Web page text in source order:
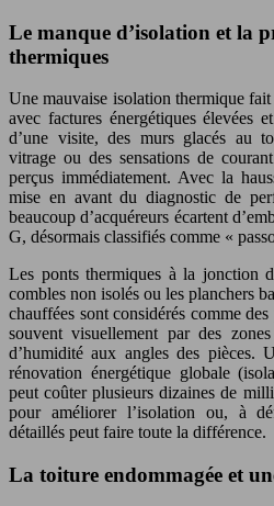
Le manque d’isolation et la
thermiques
Une mauvaise isolation thermique
avec factures énergétiques élevées
d’une visite, des murs glacés au
vitrage ou des sensations de
perçus immédiatement. Avec la
mise en avant du diagnostic de
beaucoup d’acquéreurs écartent
G, désormais classifiés comme «
Les ponts thermiques à la jonction
combles non isolés ou les planchers
chauffées sont considérés comme
souvent visuellement par des
d’humidité aux angles des pièces.
rénovation énergétique globale
peut coûter plusieurs dizaines de
pour améliorer l’isolation ou, à
détaillés peut faire toute la différence.
La toiture endommagée et